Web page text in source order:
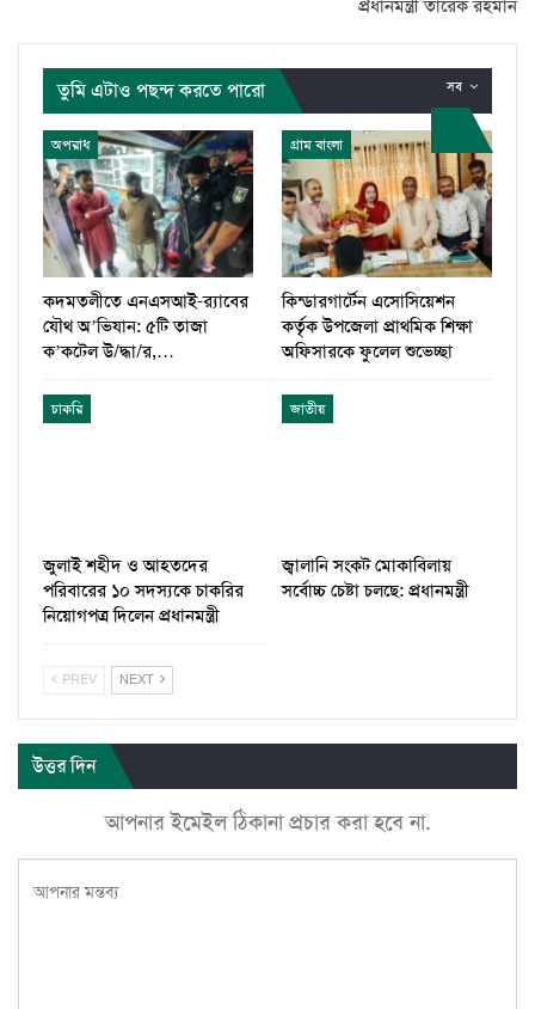
প্রধানমন্ত্রী তারেক রহমান
সব
তুমি এটাও পছন্দ করতে পারো
অপরাধ
কদমতলীতে এনএসআই-র‍্যাবের
যৌথ অ’ভিযান: ৫টি তাজা
ক’কটেল উ/দ্ধা/র,…
গ্রাম বাংলা
কিন্ডারগার্টেন এসোসিয়েশন
কর্তৃক উপজেলা প্রাথমিক শিক্ষা
অফিসারকে ফুলেল শুভেচ্ছা
চাকরি
জুলাই শহীদ ও আহতদের
পরিবারের ১০ সদস্যকে চাকরির
নিয়োগপত্র দিলেন প্রধানমন্ত্রী
জাতীয়
জ্বালানি সংকট মোকাবিলায়
সর্বোচ্চ চেষ্টা চলছে: প্রধানমন্ত্রী
PREV NEXT
উত্তর দিন
আপনার ইমেইল ঠিকানা প্রচার করা হবে না.